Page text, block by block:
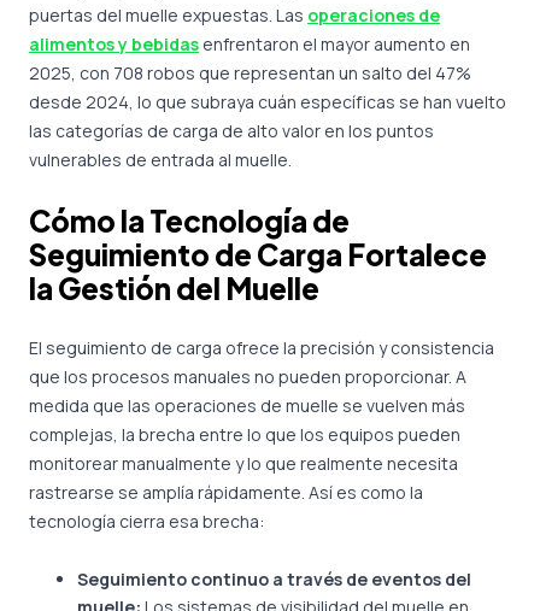
puertas del muelle expuestas. Las operaciones de
alimentos y bebidas enfrentaron el mayor aumento en
2025, con 708 robos que representan un salto del 47%
desde 2024, lo que subraya cuán específicas se han vuelto
las categorías de carga de alto valor en los puntos
vulnerables de entrada al muelle.
Cómo la Tecnología de
Seguimiento de Carga Fortalece
la Gestión del Muelle
El seguimiento de carga ofrece la precisión y consistencia
que los procesos manuales no pueden proporcionar. A
medida que las operaciones de muelle se vuelven más
complejas, la brecha entre lo que los equipos pueden
monitorear manualmente y lo que realmente necesita
rastrearse se amplía rápidamente. Así es como la
tecnología cierra esa brecha:
Seguimiento continuo a través de eventos del